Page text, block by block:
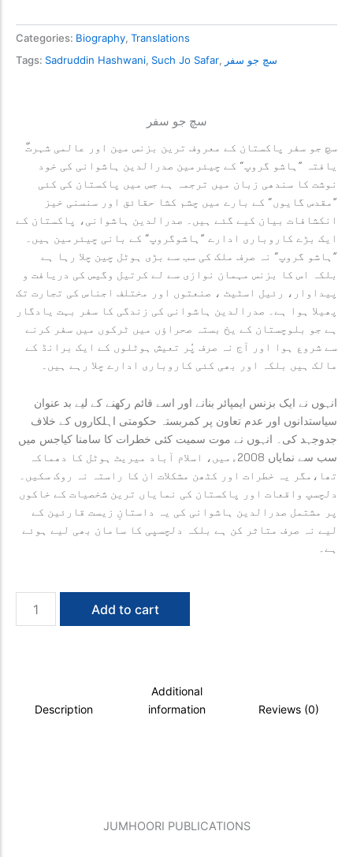
Categories: Biography, Translations
Tags: Sadruddin Hashwani, Such Jo Safar, سچ جو سفر
سچ جو سفر
یافتہ ”ہاشو گروپ“ کے چیئرمین صدرالدین ہاشوانی کی خود
نوشت کا سندھی زبان میں ترجمہ ہے جس میں پاکستان کی کئی
”مقدس گایوں“ کے بارے میں چشم کشا حقائق اور سنسنی خیز
انکشافات بیان کیے گئے ہیں۔ صدرالدین ہاشوانی، پاکستان کے
ایک بڑے کاروباری ادارے ”ہاشوگروپ“ کے بانی چیئرمین ہیں۔
”ہاشو گروپ“ نہ صرف ملک کی سب سے بڑی ہوٹل چین چلا رہا ہے
بلکہ اس کا بزنس مہمان نوازی سے لے کرتیل وگیس کی دریافت و
پیداوار، رئیل اسٹیٹ ، صنعتوں اور مختلف اجناس کی تجارت تک
پھیلا ہوا ہے۔ صدرالدین ہاشوانی کی زندگی کا سفر بہت یادگار
ہے جو بلوچستان کے یخ بستہ صحراﺅں میں ٹرکوں میں سفر کرنے
سے شروع ہوا اور آج نہ صرف پُر تعیش ہوٹلوں کے ایک برانڈ کے
مالک ہیں بلکہ اور بھی کئی کاروباری ادارے چلا رہے ہیں۔
انہوں نے ایک بزنس ایمپائر بنانے اور اسے قائم رکھنے کے لیے بد عنوان
سیاستدانوں اور عدم تعاون پر کمربستہ حکومتی اہلکاروں کے خلاف
جدوجہد کی۔ انہوں نے موت سمیت کئی خطرات کا سامنا کیاجس میں
سب سے نمایاں 2008ءمیں، اسلام آباد میریٹ ہوٹل کا دھماکہ
تھا،مگر یہ خطرات اور کٹھن مشکلات ان کا راستہ نہ روک سکیں۔
دلچسپ واقعات اور پاکستان کی نمایاں ترین شخصیات کے خاکوں
پر مشتمل صدرالدین ہاشوانی کی یہ داستانِ زیست قارئین کے
لیے نہ صرف متاثر کن ہے بلکہ دلچسپی کا سامان بھی لیے ہوئے
ہے۔
Jo
Safar
Add to cart
Description
Additional
information
Reviews (0)
JUMHOORI PUBLICATIONS